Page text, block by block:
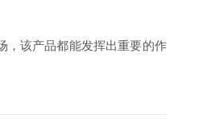
该产品都能发挥出重要的作